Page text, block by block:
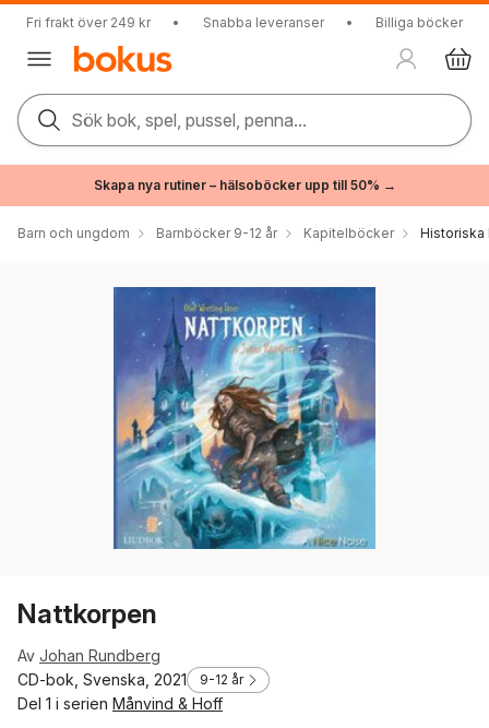
Fri frakt över 249 kr • Snabba leveranser • Billiga böcker
Sök bok, spel, pussel, penna...
Skapa nya rutiner – hälsoböcker upp till 50% →
Barn och ungdom Barnböcker 9-12 år Kapitelböcker Historiska
Nattkorpen
Av Johan Rundberg
CD-bok, Svenska, 2021
9-12 år
Del 1 i serien Månvind & Hoff